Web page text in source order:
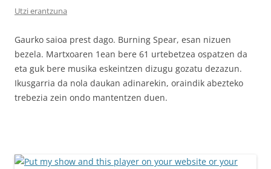
Utzi erantzuna
Gaurko saioa prest dago. Burning Spear, esan nizuen
bezela. Martxoaren 1ean bere 61 urtebetzea ospatzen da
eta guk bere musika eskeintzen dizugu gozatu dezazun.
Ikusgarria da nola daukan adinarekin, oraindik abezteko
trebezia zein ondo mantentzen duen.